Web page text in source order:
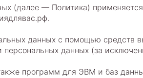
(далее — Политика)
данных с помощью средств
данных (за
программ для ЭВМ и баз